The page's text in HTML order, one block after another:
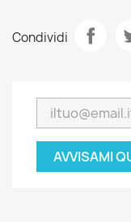
Condividi
AVVISAMI